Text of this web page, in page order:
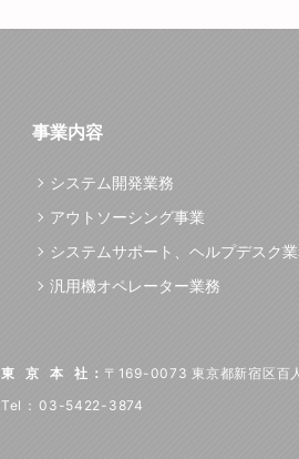
事業内容
システム開発業務
アウトソーシング事業
システムサポート、ヘルプデスク
汎用機オペレーター業務
東京本社 ： 〒169-0073 東京都新宿区百
Tel ： 03-5422-3874